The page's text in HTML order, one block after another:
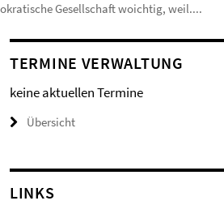
Gesellschaft woichtig, weil....
TERMINE VERWALTUNG
keine aktuellen Termine
Übersicht
LINKS